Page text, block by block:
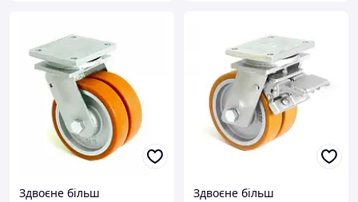
Здвоєне більш
Здвоєне більш